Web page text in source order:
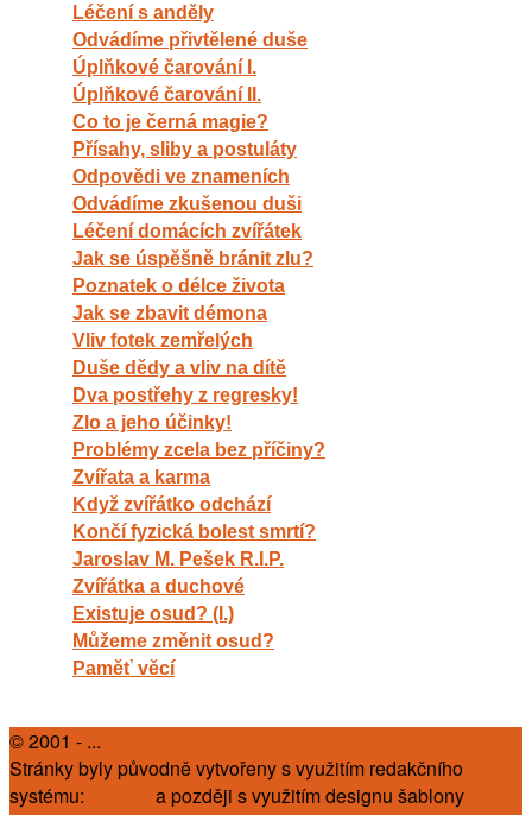
Léčení s anděly
Odvádíme přivtělené duše
Úplňkové čarování I.
Úplňkové čarování II.
Co to je černá magie?
Přísahy, sliby a postuláty
Odpovědi ve znameních
Odvádíme zkušenou duši
Léčení domácích zvířátek
Jak se úspěšně bránit zlu?
Poznatek o délce života
Jak se zbavit démona
Vliv fotek zemřelých
Duše dědy a vliv na dítě
Dva postřehy z regresky!
Zlo a jeho účinky!
Problémy zcela bez příčiny?
Zvířata a karma
Když zvířátko odchází
Končí fyzická bolest smrtí?
Jaroslav M. Pešek R.I.P.
Zvířátka a duchové
Existuje osud? (I.)
Můžeme změnit osud?
Paměť věcí
© 2001 - ...
Stránky byly původně vytvořeny s využitím redakčního
systému:
a později s využitím designu šablony